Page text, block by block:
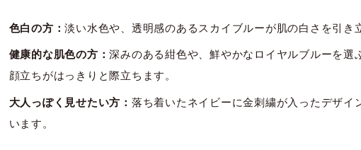
色白の方：淡い水色や、透明感のあるスカイブルーが肌の白さを引き
健康的な肌色の方：深みのある紺色や、鮮やかなロイヤルブルーを
顔立ちがはっきりと際立ちます。
大人っぽく見せたい方： 落ち着いたネイビーに金刺繍が入ったデザ
います。